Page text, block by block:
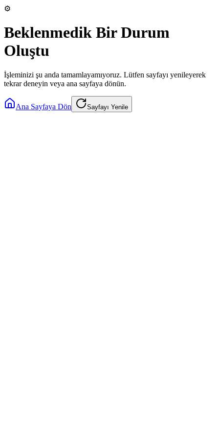
⚙️
Beklenmedik Bir Durum
Oluştu
İşleminizi şu anda tamamlayamıyoruz. Lütfen sayfayı yenileyerek
tekrar deneyin veya ana sayfaya dönün.
Ana Sayfaya Dön Sayfayı Yenile